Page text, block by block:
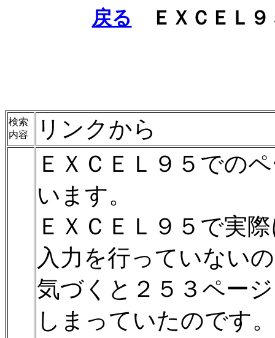
戻る ＥＸＣＥＬ９
検索
内容
リンクから
ＥＸＣＥＬ９５での
います。
ＥＸＣＥＬ９５で実
入力を行っていない
気づくと２５３ペー
しまっていたのです。